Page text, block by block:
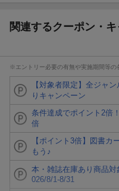
関連するクーポン・
※エントリー必要の有無や実施期間等の
【対象者限定】全ジャ
りキャンペーン
条件達成でポイント2倍
倍
【ポイント3倍】図書カ
もう♪
本・雑誌在庫あり商品
026/8/1-8/31